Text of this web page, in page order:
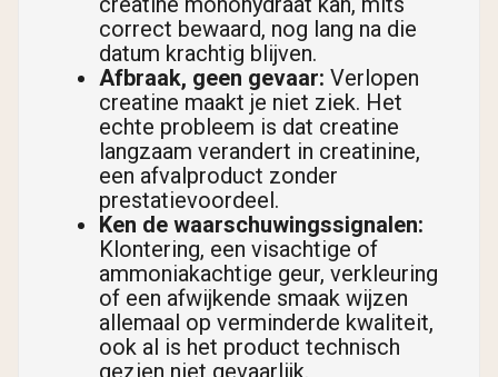
correct bewaard, nog lang na die
datum krachtig blijven.
Afbraak, geen gevaar: Verlopen
creatine maakt je niet ziek. Het
echte probleem is dat creatine
langzaam verandert in creatinine,
een afvalproduct zonder
prestatievoordeel.
Ken de waarschuwingssignalen:
Klontering, een visachtige of
ammoniakachtige geur, verkleuring
of een afwijkende smaak wijzen
allemaal op verminderde kwaliteit,
ook al is het product technisch
gezien niet gevaarlijk.